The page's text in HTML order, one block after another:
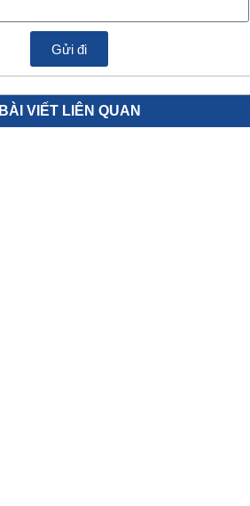
Gửi đi
BÀI VIẾT LIÊN QUAN